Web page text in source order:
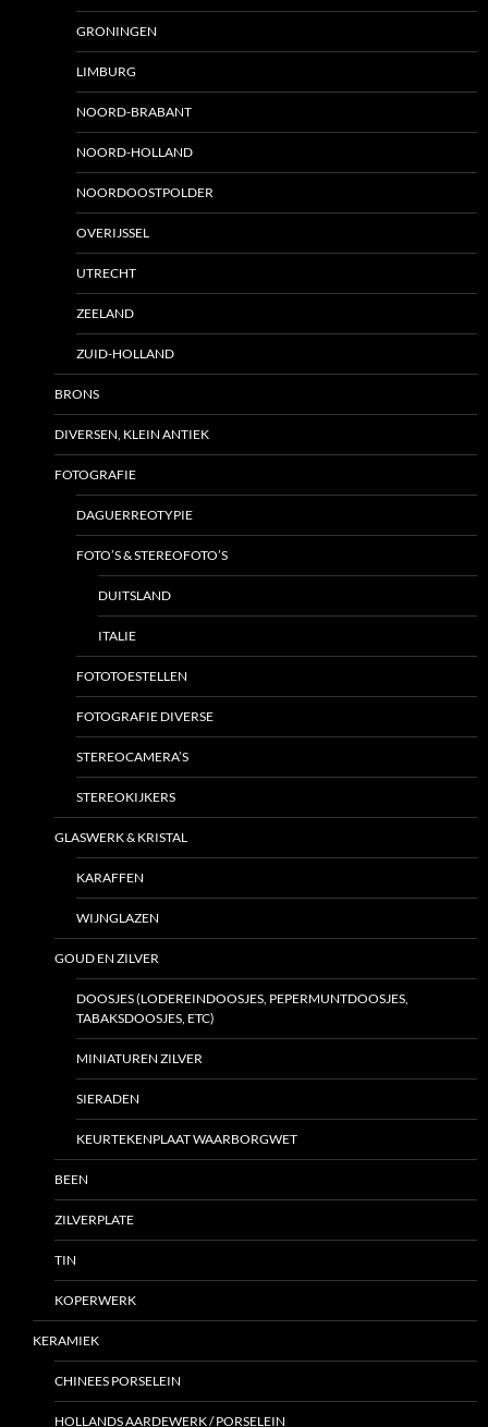
GRONINGEN
LIMBURG
NOORD-BRABANT
NOORD-HOLLAND
NOORDOOSTPOLDER
OVERIJSSEL
UTRECHT
ZEELAND
ZUID-HOLLAND
BRONS
DIVERSEN, KLEIN ANTIEK
FOTOGRAFIE
DAGUERREOTYPIE
FOTO’S & STEREOFOTO’S
DUITSLAND
ITALIE
FOTOTOESTELLEN
FOTOGRAFIE DIVERSE
STEREOCAMERA’S
STEREOKIJKERS
GLASWERK & KRISTAL
KARAFFEN
WIJNGLAZEN
GOUD EN ZILVER
DOOSJES (LODEREINDOOSJES, PEPERMUNTDOOSJES,
TABAKSDOOSJES, ETC)
MINIATUREN ZILVER
SIERADEN
KEURTEKENPLAAT WAARBORGWET
BEEN
ZILVERPLATE
TIN
KOPERWERK
KERAMIEK
CHINEES PORSELEIN
HOLLANDS AARDEWERK / PORSELEIN